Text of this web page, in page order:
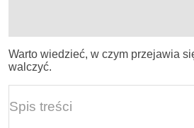
Warto wiedzieć, w czym przejawia
walczyć.
Spis treści